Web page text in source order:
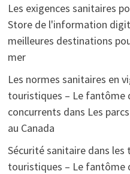
Les exigences sanitaires
Store de l'information
meilleures destinations
mer
Les normes sanitaires en
touristiques – Le fantôme
concurrents dans Les
au Canada
Sécurité sanitaire dans
touristiques – Le fantôme